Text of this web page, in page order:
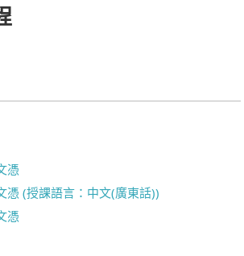
憑
憑 (授課語言：中文(廣東話))
憑